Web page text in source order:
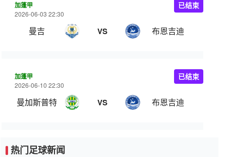
加蓬甲
2026-06-03 22:30
曼吉 VS 布恩吉迪
已结束
加蓬甲
2026-06-10 22:30
曼加斯普特 VS 布恩吉迪
已结束
热门足球新闻